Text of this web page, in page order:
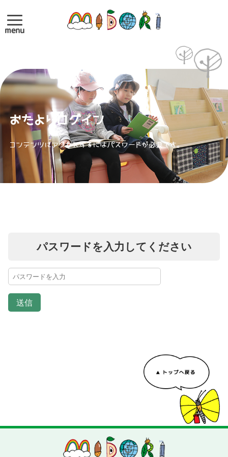
menu
おたよりログイン
コンテンツにアクセスするにはパスワードが必要です。
パスワードを入力してください
送信